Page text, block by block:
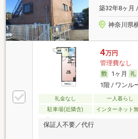
築32年8ヶ月
神奈川県
4万円
管理費なし
1ヶ月
1階 / ワンル
礼金なし 一人暮らし
駐車場(近隣含)
インターネット
保証人不要／代行